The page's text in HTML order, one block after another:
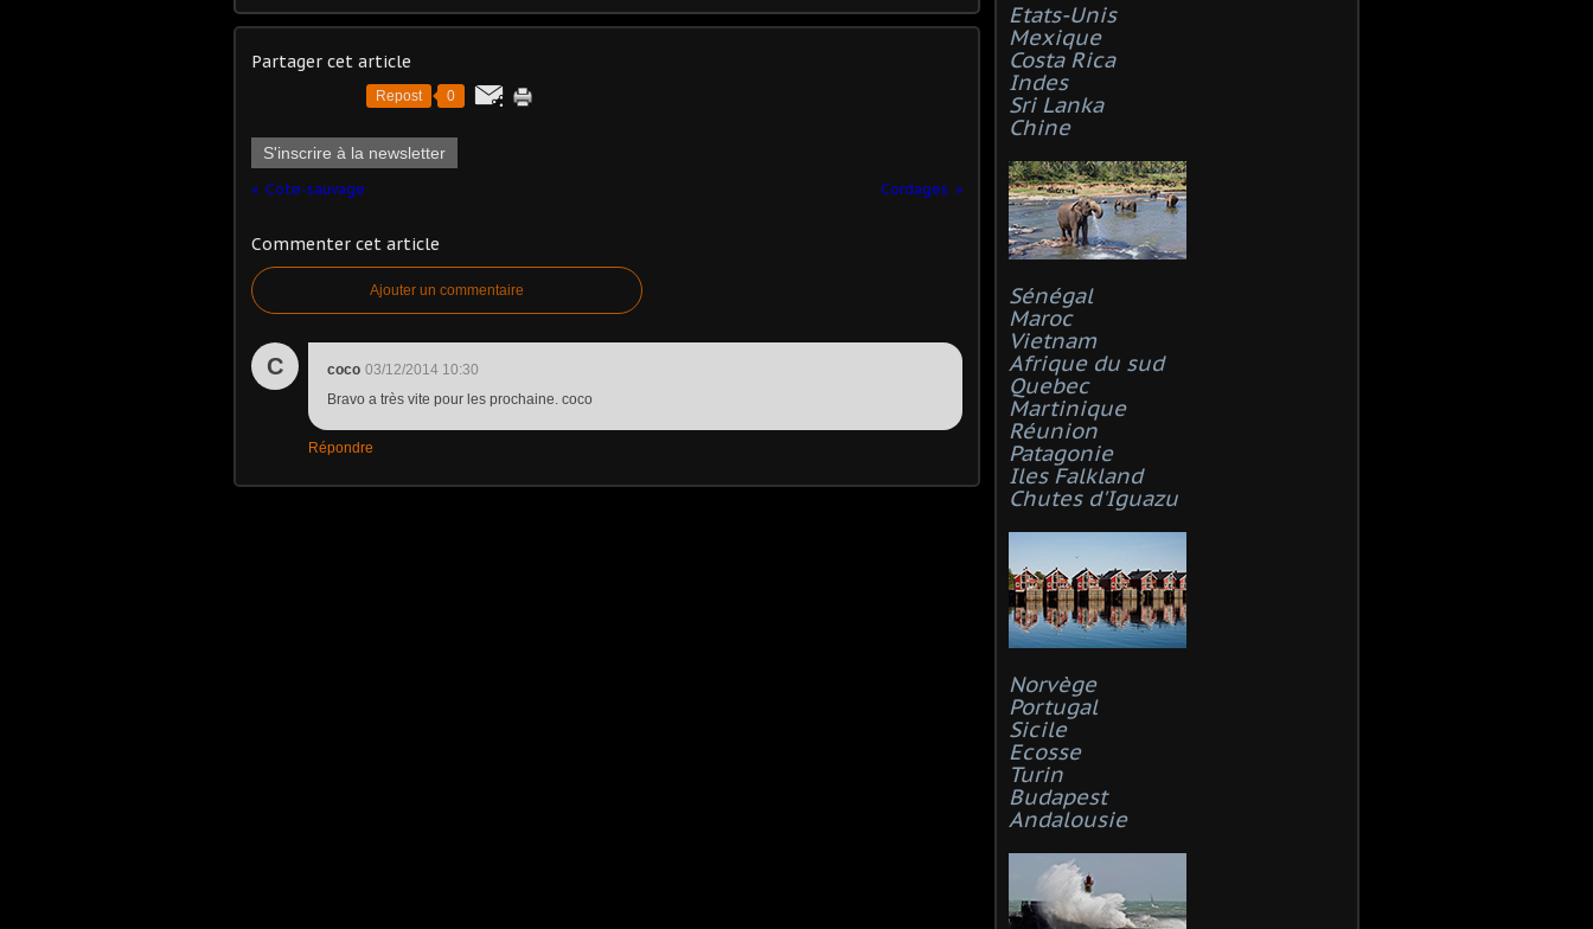
Partager cet article
Repost 0
S'inscrire à la newsletter
Cote-sauvage Cordages
Commenter cet article
Ajouter un commentaire
C coco 03/12/2014 10:30
Bravo a très vite pour les prochaine. coco
Répondre
Etats-Unis
Mexique
Costa Rica
Indes
Sri Lanka
Chine
Sénégal
Maroc
Vietnam
Afrique du sud
Quebec
Martinique
Réunion
Patagonie
Iles Falkland
Chutes d'Iguazu
Norvège
Portugal
Sicile
Ecosse
Turin
Budapest
Andalousie